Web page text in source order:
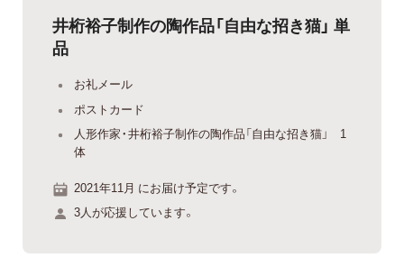
井桁裕子制作の陶作品「自由な招き猫」 単
品
お礼メール
ポストカード
人形作家・井桁裕子制作の陶作品「自由な招き猫」 ​1
体
2021年11月 にお届け予定です。
3人が応援しています。